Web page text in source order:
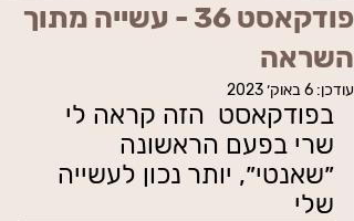
פודקאסט 36 - עשייה מתוך
השראה
עודכן: 6 באוק׳ 2023
בפודקאסט  הזה קראה לי
שרי בפעם הראשונה
״שאנטי״, יותר נכון לעשייה
שלי